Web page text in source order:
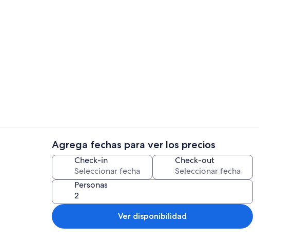
Terraza o patio
Agrega fechas para ver los precios
Check-in Check-out
Personas
Ver disponibilidad